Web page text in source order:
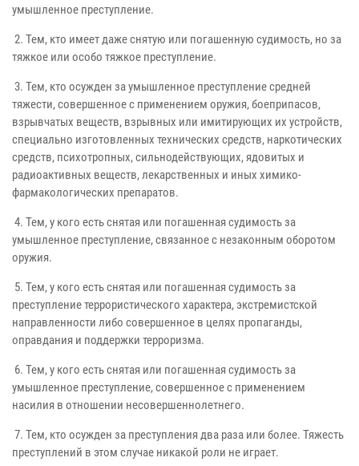
умышленное преступление.
2. Тем, кто имеет даже снятую или погашенную судимость, но за
тяжкое или особо тяжкое преступление.
3. Тем, кто осужден за умышленное преступление средней
тяжести, совершенное с применением оружия, боеприпасов,
взрывчатых веществ, взрывных или имитирующих их устройств,
специально изготовленных технических средств, наркотических
средств, психотропных, сильнодействующих, ядовитых и
радиоактивных веществ, лекарственных и иных химико-
фармакологических препаратов.
4. Тем, у кого есть снятая или погашенная судимость за
умышленное преступление, связанное с незаконным оборотом
оружия.
5. Тем, у кого есть снятая или погашенная судимость за
преступление террористического характера, экстремистской
направленности либо совершенное в целях пропаганды,
оправдания и поддержки терроризма.
6. Тем, у кого есть снятая или погашенная судимость за
умышленное преступление, совершенное с применением
насилия в отношении несовершеннолетнего.
7. Тем, кто осужден за преступления два раза или более. Тяжесть
преступлений в этом случае никакой роли не играет.